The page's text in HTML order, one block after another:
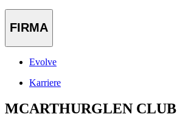
FIRMA
Evolve
Karriere
MCARTHURGLEN CLUB